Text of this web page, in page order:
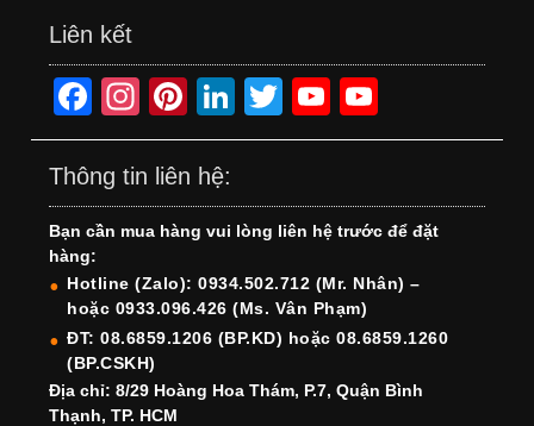
Liên kết
F
a
c
e
b
o
o
k
In
st
a
gr
a
m
Pi
nt
er
e
st
Li
n
e
dI
n
T
wi
er
Y
o
T
u
b
e
o
T
u
b
e
h
Thông tin liên hệ:
Bạn cần mua hàng vui lòng liên hệ trước để đặt
hàng:
Hotline (Zalo): 0934.502.712 (Mr. Nhân) –
hoặc 0933.096.426 (Ms. Vân Phạm)
ĐT: 08.6859.1206 (BP.KD) hoặc 08.6859.1260
(BP.CSKH)
Địa chỉ: 8/29 Hoàng Hoa Thám, P.7, Quận Bình
Thạnh, TP. HCM